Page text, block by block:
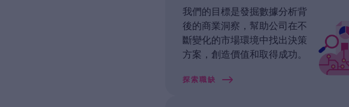
我們的目標是發掘數據分析背
後的商業洞察，幫助公司在不
斷變化的市場環境中找出決策
方案，創造價值和取得成功。
探索職缺